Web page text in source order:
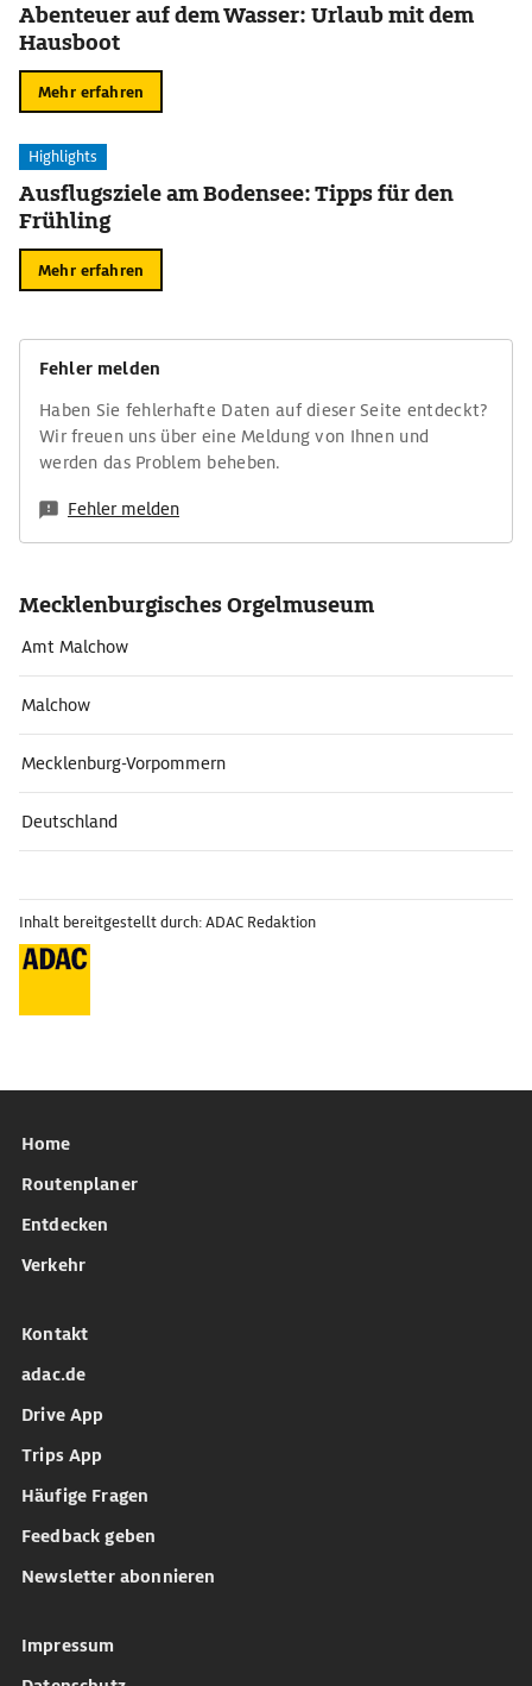
Abenteuer auf dem Wasser: Urlaub mit dem
Hausboot
Mehr erfahren
Highlights
Ausflugsziele am Bodensee: Tipps für den
Frühling
Mehr erfahren
Fehler melden
Haben Sie fehlerhafte Daten auf dieser Seite entdeckt?
Wir freuen uns über eine Meldung von Ihnen und
werden das Problem beheben.
Fehler melden
Mecklenburgisches Orgelmuseum
Amt Malchow
Malchow
Mecklenburg-Vorpommern
Deutschland
Inhalt bereitgestellt durch: ADAC Redaktion
Home
Routenplaner
Entdecken
Verkehr
Kontakt
adac.de
Drive App
Trips App
Häufige Fragen
Feedback geben
Newsletter abonnieren
Impressum